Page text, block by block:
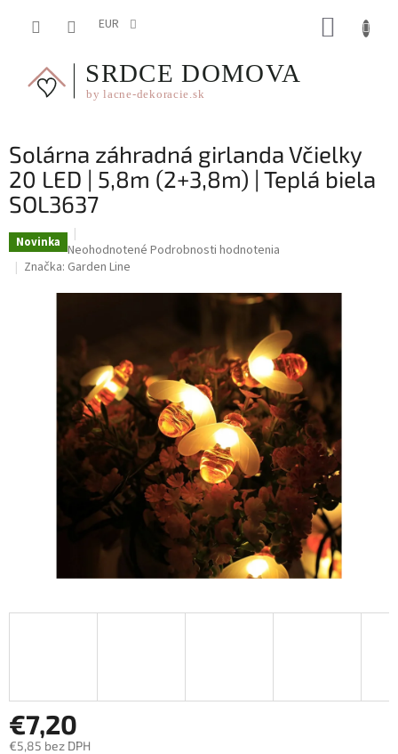
EUR
Solárna záhradná girlanda Včielky
20 LED | 5,8m (2+3,8m) | Teplá biela
SOL3637
Novinka Priemerné
hodnotenie
hviezdičiek.
Neohodnotené Podrobnosti hodnotenia
Značka: Garden Line
€7,20
€5,85 bez DPH